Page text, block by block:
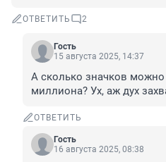
ОТВЕТИТЬ 2
Гость
15 августа 2025, 14:37
А сколько значков можно
миллиона? Ух, аж дух
ОТВЕТИТЬ
Гость
16 августа 2025, 08:38